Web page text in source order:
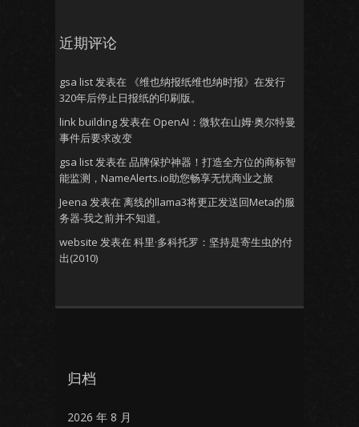
近期评论
gsa list发表在
《维也纳报纸维也纳时报》在发行
320年后停止日报纸的印刷版。
link building发表在 OpenAI：微软在山姆·奥尔特曼
事件后要求改变
gsa list发表在 品牌保护神器！打造全方位的商标智
能监测，NameAlerts.io助您畅享无忧商业之旅
Jeena 发表在 离线的llama3将更正发送回Meta的服
务器-我之前并不知道。
website 发表在 科里·多科托罗：坚持是寄生虫的付
出(2010)
归档
2026 年 8 月